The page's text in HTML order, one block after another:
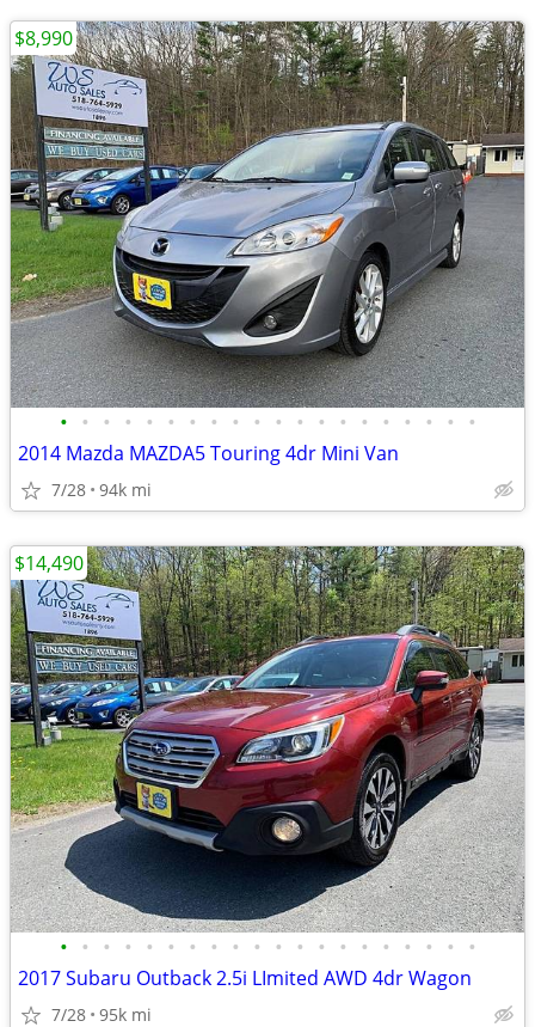
• • • • • • • • • • • • • • • • • • • •
2014 Mazda MAZDA5 Touring 4dr Mini Van
7/28 94k mi
$8,990
• • • • • • • • • • • • • • • • • • • •
2017 Subaru Outback 2.5i LImited AWD 4dr Wagon
7/28 95k mi
$14,490